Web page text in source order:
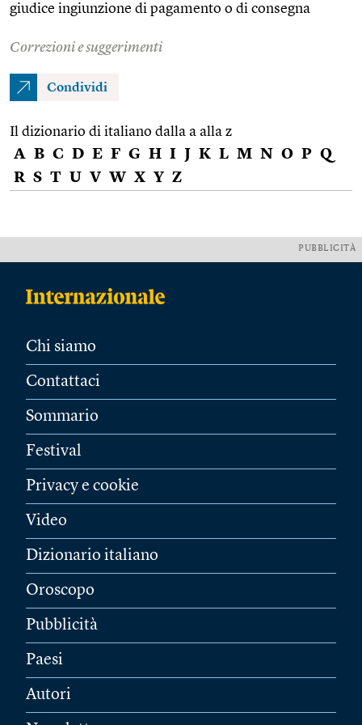
giudice ingiunzione di pagamento o di consegna
Correzioni e suggerimenti
Condividi
Il dizionario di italiano dalla a alla z
A B C D E F G H I J K L M N O P Q
R S T U V W X Y Z
PUBBLICITÀ
Chi siamo
Contattaci
Sommario
Festival
Privacy e cookie
Video
Dizionario italiano
Oroscopo
Pubblicità
Paesi
Autori